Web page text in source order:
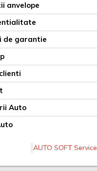
anvelope
de garantie
Auto
AUTO SOFT Service